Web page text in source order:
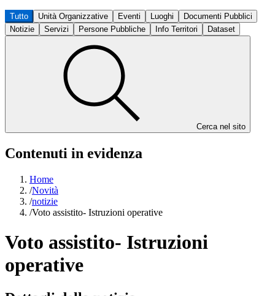
Tutto Unità Organizzative Eventi Luoghi
Documenti Pubblici
Notizie
Servizi Persone Pubbliche Info Territori Dataset
Cerca nel sito
Contenuti in evidenza
Home
/Novità
/notizie
/Voto assistito- Istruzioni operative
Voto assistito- Istruzioni
operative